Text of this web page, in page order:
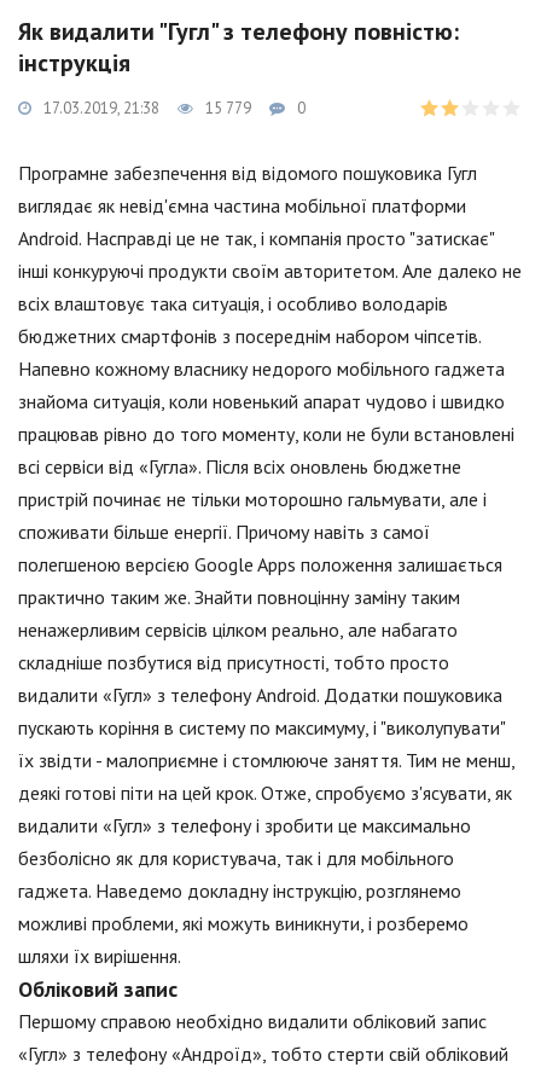
Як видалити "Гугл" з телефону повністю:
інструкція
17.03.2019, 21:38 15 779 0
Програмне забезпечення від відомого пошуковика Гугл
виглядає як невід'ємна частина мобільної платформи
Android. Насправді це не так, і компанія просто "затискає"
інші конкуруючі продукти своїм авторитетом. Але далеко не
всіх влаштовує така ситуація, і особливо володарів
бюджетних смартфонів з посереднім набором чіпсетів.
Напевно кожному власнику недорого мобільного гаджета
знайома ситуація, коли новенький апарат чудово і швидко
працював рівно до того моменту, коли не були встановлені
всі сервіси від «Гугла». Після всіх оновлень бюджетне
пристрій починає не тільки моторошно гальмувати, але і
споживати більше енергії. Причому навіть з самої
полегшеною версією Google Apps положення залишається
практично таким же. Знайти повноцінну заміну таким
ненажерливим сервісів цілком реально, але набагато
складніше позбутися від присутності, тобто просто
видалити «Гугл» з телефону Android. Додатки пошуковика
пускають коріння в систему по максимуму, і "виколупувати"
їх звідти - малоприємне і стомлююче заняття. Тим не менш,
деякі готові піти на цей крок. Отже, спробуємо з'ясувати, як
видалити «Гугл» з телефону і зробити це максимально
безболісно як для користувача, так і для мобільного
гаджета. Наведемо докладну інструкцію, розглянемо
можливі проблеми, які можуть виникнути, і розберемо
шляхи їх вирішення.
Обліковий запис
Першому справою необхідно видалити обліковий запис
«Гугл» з телефону «Андроїд», тобто стерти свій обліковий